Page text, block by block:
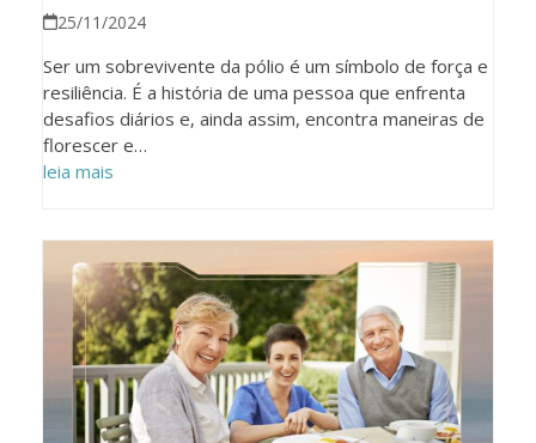
25/11/2024
Ser um sobrevivente da pólio é um símbolo de força e
resiliência. É a história de uma pessoa que enfrenta
desafios diários e, ainda assim, encontra maneiras de
florescer e…
leia mais